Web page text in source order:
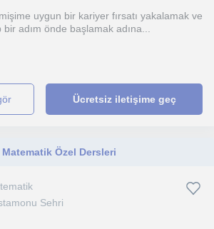
uygun bir kariyer fırsatı yakalamak ve
adım önde başlamak adına...
Ücretsiz iletişime geç
Özel Dersleri
Sehri